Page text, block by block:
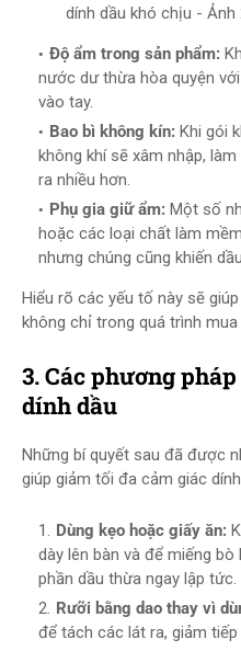
dính dầu khó chịu - Ảnh
Độ ẩm trong sản phẩm:
nước dư thừa hòa quyện
vào tay.
Bao bì không kín: Khi gói
không khí sẽ xâm nhập,
ra nhiều hơn.
Phụ gia giữ ẩm: Một số
hoặc các loại chất làm
nhưng chúng cũng khiến
Hiểu rõ các yếu tố này sẽ
không chỉ trong quá trình
3. Các phương
dính dầu
Những bí quyết sau đã được
giúp giảm tối đa cảm giác
Dùng kẹo hoặc giấy ăn:
dày lên bàn và để miếng
phần dầu thừa ngay lập tức.
Rưỡi bằng dao thay vì
để tách các lát ra, giảm